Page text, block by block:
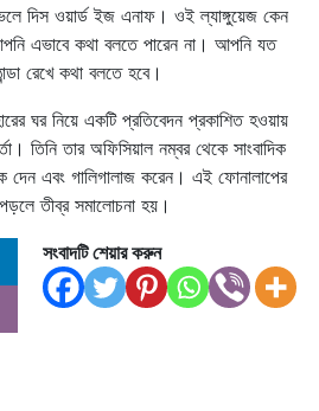
দিস ওয়ার্ড ইজ এনাফ। ওই ল্যাঙ্গুয়েজ কেন
এভাবে কথা বলতে পারেন না। আপনি যত
রেখে কথা বলতে হবে।
ঘর নিয়ে একটি প্রতিবেদন প্রকাশিত হওয়ায়
তিনি তার অফিসিয়াল নম্বর থেকে সাংবাদিক
এবং গালিগালাজ করেন। এই ফোনালাপের
তীব্র সমালোচনা হয়।
সংবাদটি শেয়ার করুন